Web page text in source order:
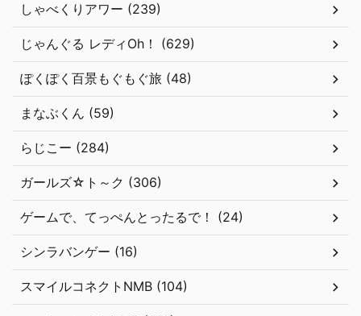
しゃべくりアワー (239)
じゃんぐる レディOh！ (629)
ぽくぽく百景もぐもぐ旅 (48)
まなぶくん (59)
らじこー (284)
ガールズ☆ト～ク (306)
ゲームで、てっぺんとったるで！ (24)
シンラバンゲー (16)
スマイルコネクトNMB (104)